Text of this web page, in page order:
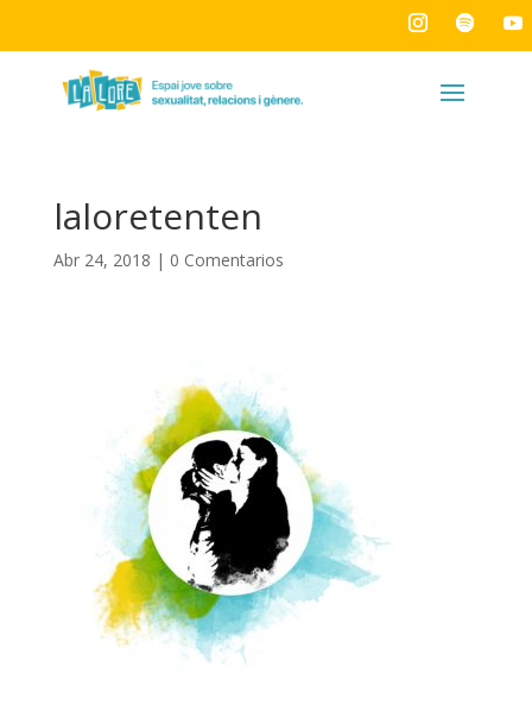
laloretenten
Abr 24, 2018 | 0 Comentarios